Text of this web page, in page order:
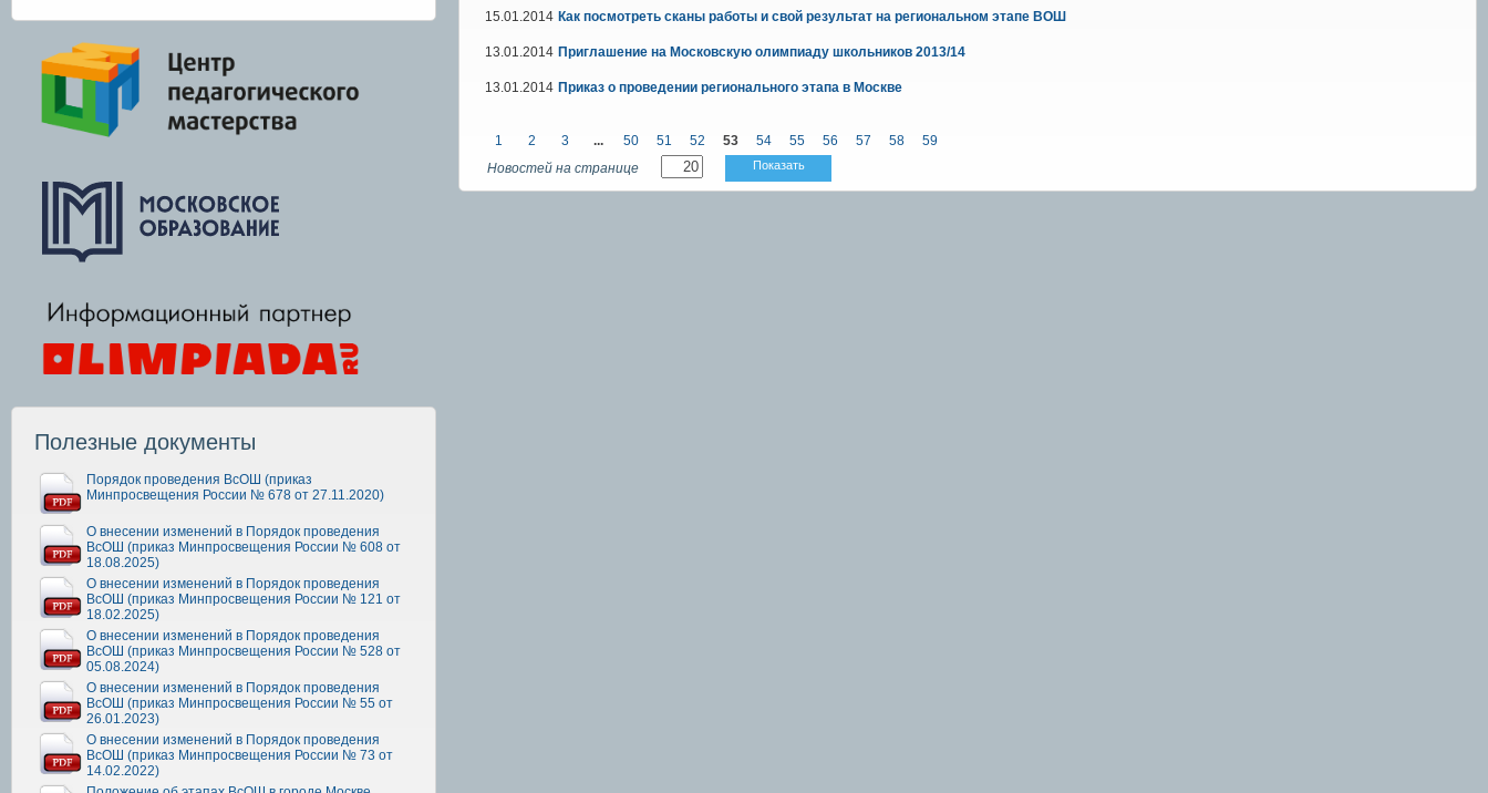
Полезные документы
Порядок проведения ВсОШ (приказ
Минпросвещения России № 678 от 27.11.2020)
О внесении изменений в Порядок проведения
ВсОШ (приказ Минпросвещения России № 608 от
18.08.2025)
О внесении изменений в Порядок проведения
ВсОШ (приказ Минпросвещения России № 121 от
18.02.2025)
О внесении изменений в Порядок проведения
ВсОШ (приказ Минпросвещения России № 528 от
05.08.2024)
О внесении изменений в Порядок проведения
ВсОШ (приказ Минпросвещения России № 55 от
26.01.2023)
О внесении изменений в Порядок проведения
ВсОШ (приказ Минпросвещения России № 73 от
14.02.2022)
15.01.2014 Как посмотреть сканы работы и свой результат на региональном этапе ВОШ
13.01.2014 Приглашение на Московскую олимпиаду школьников 2013/14
13.01.2014 Приказ о проведении регионального этапа в Москве
1 2 3 ... 50 51 52 53 54 55 56 57 58
59
Новостей на странице
Показать